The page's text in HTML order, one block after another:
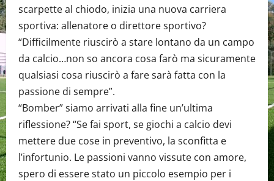
scarpette al chiodo, inizia una nuova carriera
sportiva: allenatore o direttore sportivo?
“Difficilmente riuscirò a stare lontano da un campo
da calcio…non so ancora cosa farò ma sicuramente
qualsiasi cosa riuscirò a fare sarà fatta con la
passione di sempre”.
“Bomber” siamo arrivati alla fine un’ultima
riflessione? “Se fai sport, se giochi a calcio devi
mettere due cose in preventivo, la sconfitta e
l’infortunio. Le passioni vanno vissute con amore,
spero di essere stato un piccolo esempio per i